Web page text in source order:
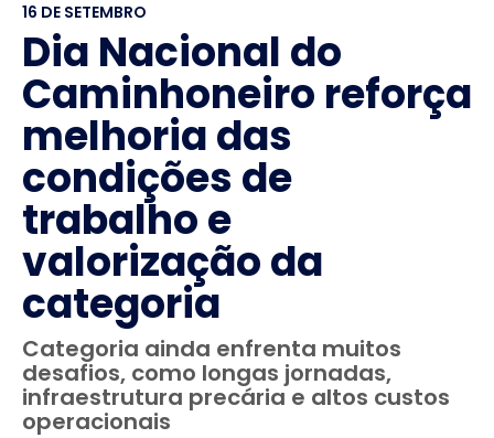
16 DE SETEMBRO
Dia Nacional do
Caminhoneiro reforça
melhoria das
condições de
trabalho e
valorização da
categoria
Categoria ainda enfrenta muitos
desafios, como longas jornadas,
infraestrutura precária e altos custos
operacionais